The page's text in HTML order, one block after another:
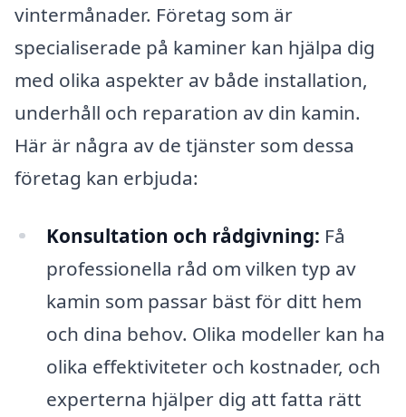
vintermånader. Företag som är
specialiserade på kaminer kan hjälpa dig
med olika aspekter av både installation,
underhåll och reparation av din kamin.
Här är några av de tjänster som dessa
företag kan erbjuda:
Konsultation och rådgivning: Få
professionella råd om vilken typ av
kamin som passar bäst för ditt hem
och dina behov. Olika modeller kan ha
olika effektiviteter och kostnader, och
experterna hjälper dig att fatta rätt